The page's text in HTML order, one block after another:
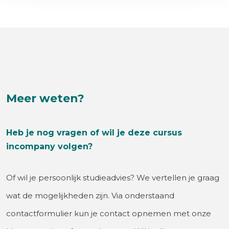
Meer weten?
Heb je nog vragen of wil je deze cursus
incompany volgen?
Of wil je persoonlijk studieadvies? We vertellen je graag
wat de mogelijkheden zijn. Via onderstaand
contactformulier kun je contact opnemen met onze